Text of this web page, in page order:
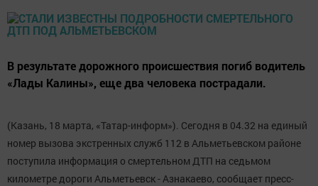
В результате дорожного происшествия погиб водитель
«Лады Калины», еще два человека пострадали.
(Казань, 18 марта, «Татар-информ»). Сегодня в 04.32 на единый
номер вызова экстренных служб 112 в Альметьевском районе
поступила информация о смертельном ДТП на седьмом
километре дороги Альметьевск - Азнакаево, сообщает пресс-